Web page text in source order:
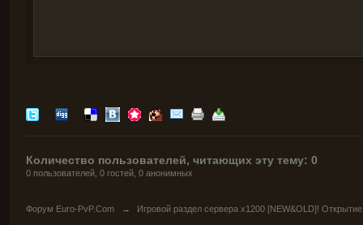
Количество пользователей, читающих эту тему: 0
0 пользователей, 0 гостей, 0 анонимных
Форум Euro-PvP.Com → Игровой раздел сервера х1200 [NEW&OLD]!